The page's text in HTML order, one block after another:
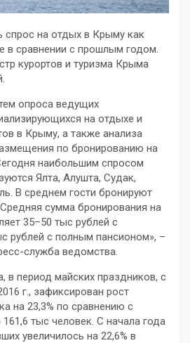
спрос на отдых в Крыму как
в сравнении с прошлым годом.
курортов и туризма Крыма
опроса ведущих
на отдыхе и
в Крыму, а также анализа
по бронированию на
наибольшим спросом
Ялта, Алушта, Судак,
В среднем гости бронируют
сумма бронирования на
35–50 тыс рублей с
рублей с полным пансионом», –
служба ведомства.
в период майских праздников, с
г., зафиксирован рост
на 23,3% по сравнению с
тыс человек. С начала года
увеличилось на 22,6% в